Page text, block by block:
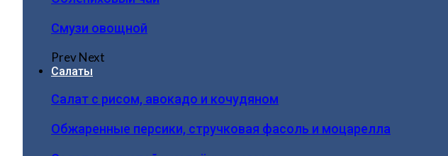
Смузи овощной
PrevNext
Салаты
Салат с рисом, авокадо и кочудяном
Обжаренные персики, стручковая фасоль и моцарелла